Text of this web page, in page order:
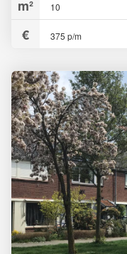
10
375 p/m